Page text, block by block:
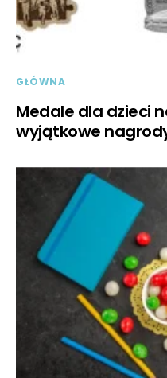
GŁÓWNA
Medale dla dzieci
wyjątkowe